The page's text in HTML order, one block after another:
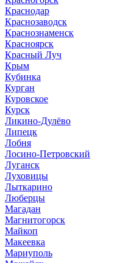
Краснодар
Краснозаводск
Краснознаменск
Красноярск
Красный Луч
Крым
Кубинка
Курган
Куровское
Курск
Ликино-Дулёво
Липецк
Лобня
Лосино-Петровский
Луганск
Луховицы
Лыткарино
Люберцы
Магадан
Магнитогорск
Майкоп
Макеевка
Мариуполь